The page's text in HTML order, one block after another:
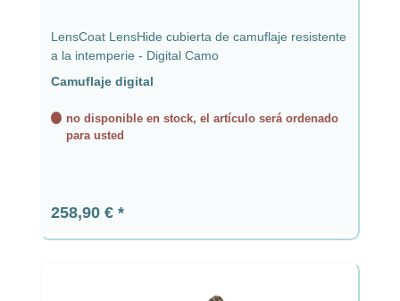
LensCoat LensHide cubierta de camuflaje resistente
a la intemperie - Digital Camo
Camuflaje digital
no disponible en stock, el artículo será ordenado
para usted
Precio normal:
258,90 €